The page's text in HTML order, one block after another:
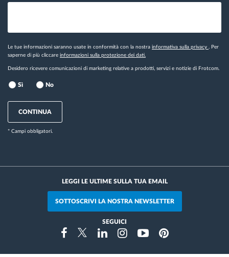
Le tue informazioni saranno usate in conformità con la nostra informativa sulla privacy
. Per
saperne di più cliccare informazioni sulla protezione dei dati.
Desidero ricevere comunicazioni di marketing relative a prodotti, servizi e notizie di Frotcom.
Sì No
CONTINUA
* Campi obbligatori.
LEGGI LE ULTIME SULLA TUA EMAIL
SOTTOSCRIVI LA NOSTRA NEWSLETTER
SEGUICI
FacebookTwitterLinkedinInstragramYoutubePinterest